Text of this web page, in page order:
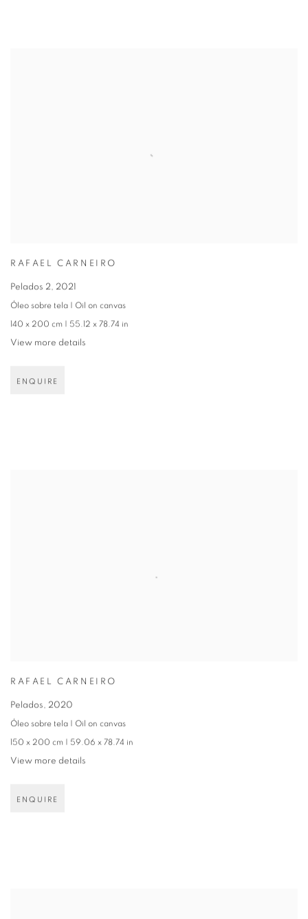
RAFAEL CARNEIRO
Pelados 2, 2021
Óleo sobre tela | Oil on canvas
140 x 200 cm | 55.12 x 78.74 in
View more details
ENQUIRE
RAFAEL CARNEIRO
Pelados, 2020
Óleo sobre tela | Oil on canvas
150 x 200 cm | 59.06 x 78.74 in
View more details
ENQUIRE